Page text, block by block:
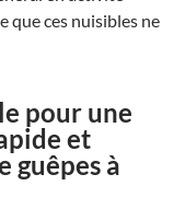
que ces nuisibles ne
pour une
et
guêpes à